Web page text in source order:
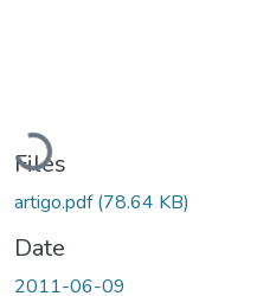
Loading...
Files
artigo.pdf(78.64 KB)
Date
2011-06-09